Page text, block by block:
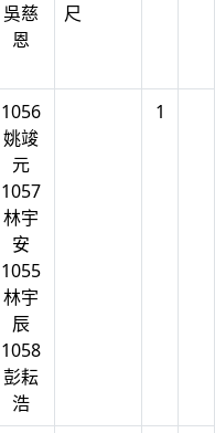
吳慈
恩
尺
1056
姚竣
元
1057
林宇
安
1055
林宇
辰
1058
彭耘
浩
1